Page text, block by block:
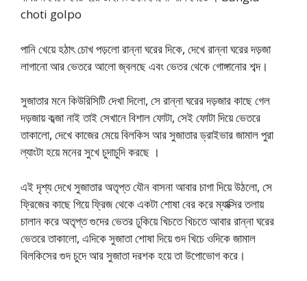
choti golpo
পানি খেয়ে হঠাৎ চোখ পড়লো রান্না ঘরের দিকে, দেখে রান্না ঘরের দড়জা
লাগানো আর ভেতরে আলো জ্বলছে এবং ভেতর থেকে গোঙ্গানোর শব্দ।
সুজাতার মনে কিউরিসিটি দেখা দিলো, সে রান্না ঘরের দড়জার কাছে গেল
দড়জায় কব্জা নাই তাই সেখানে বিশাল ফোটা, সেই ফোটা দিয়ে ভেতরে
তাকালো, দেখে কাজের মেয়ে বিলকিস আর সুজাতার ড্রাইভার জামাল পুরা
ল্যাংটা হয়ে মনের সুখে চুদাচুদি করছে ।
এই দৃশ্য দেখে সুজাতার অতৃপ্ত যৌন বাসনা আবার চাগা দিয়ে উঠলো, সে
ফ্রিজের কাছে গিয়ে ফ্রিজ থেকে একটা শোষা বের করে ম্যাক্সির তলায়
চালান করে অতৃপ্ত গুদের ভেতর ঢুকিয়ে খিচতে খিচতে আবার রান্না ঘরের
ভেতরে তাকালো, এদিকে সুজাতা শোষা দিয়ে গুদ খিচে ওদিকে জামাল
বিলকিসের গুদ চুদে আর সুজাতা দরশক হয়ে তা উপোভোগ করে।